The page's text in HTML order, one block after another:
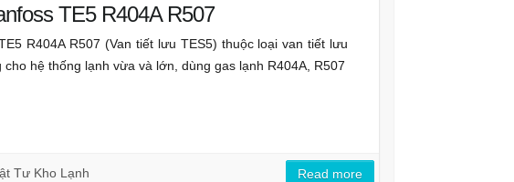
TE5 R404A R507
R404A R507 (Van tiết lưu TES5) thuộc loại van tiết lưu
cho hệ thống lạnh vừa và lớn, dùng gas lạnh R404A, R507
Tư Kho Lạnh Read more